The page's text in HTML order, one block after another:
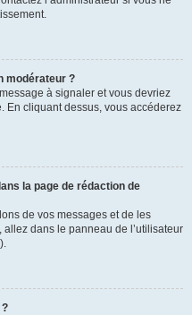
modérateur ?
à signaler et vous devriez
En cliquant dessus, vous accéderez
la page de rédaction de
de vos messages et de les
dans le panneau de l’utilisateur
).